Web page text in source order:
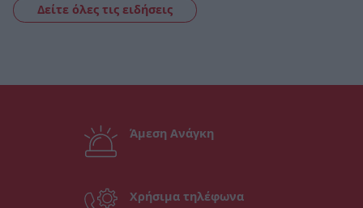
Δείτε όλες τις ειδήσεις
Άμεση Ανάγκη
Χρήσιμα τηλέφωνα